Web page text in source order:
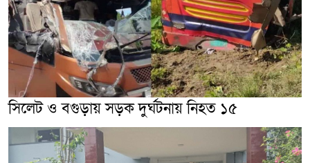
সিলেট ও বগুড়ায় সড়ক দুর্ঘটনায় নিহত ১৫